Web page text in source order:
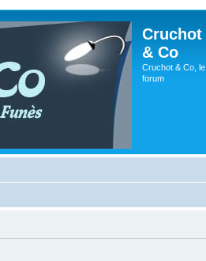
Cruchot
& Co
Cruchot & Co, le
forum